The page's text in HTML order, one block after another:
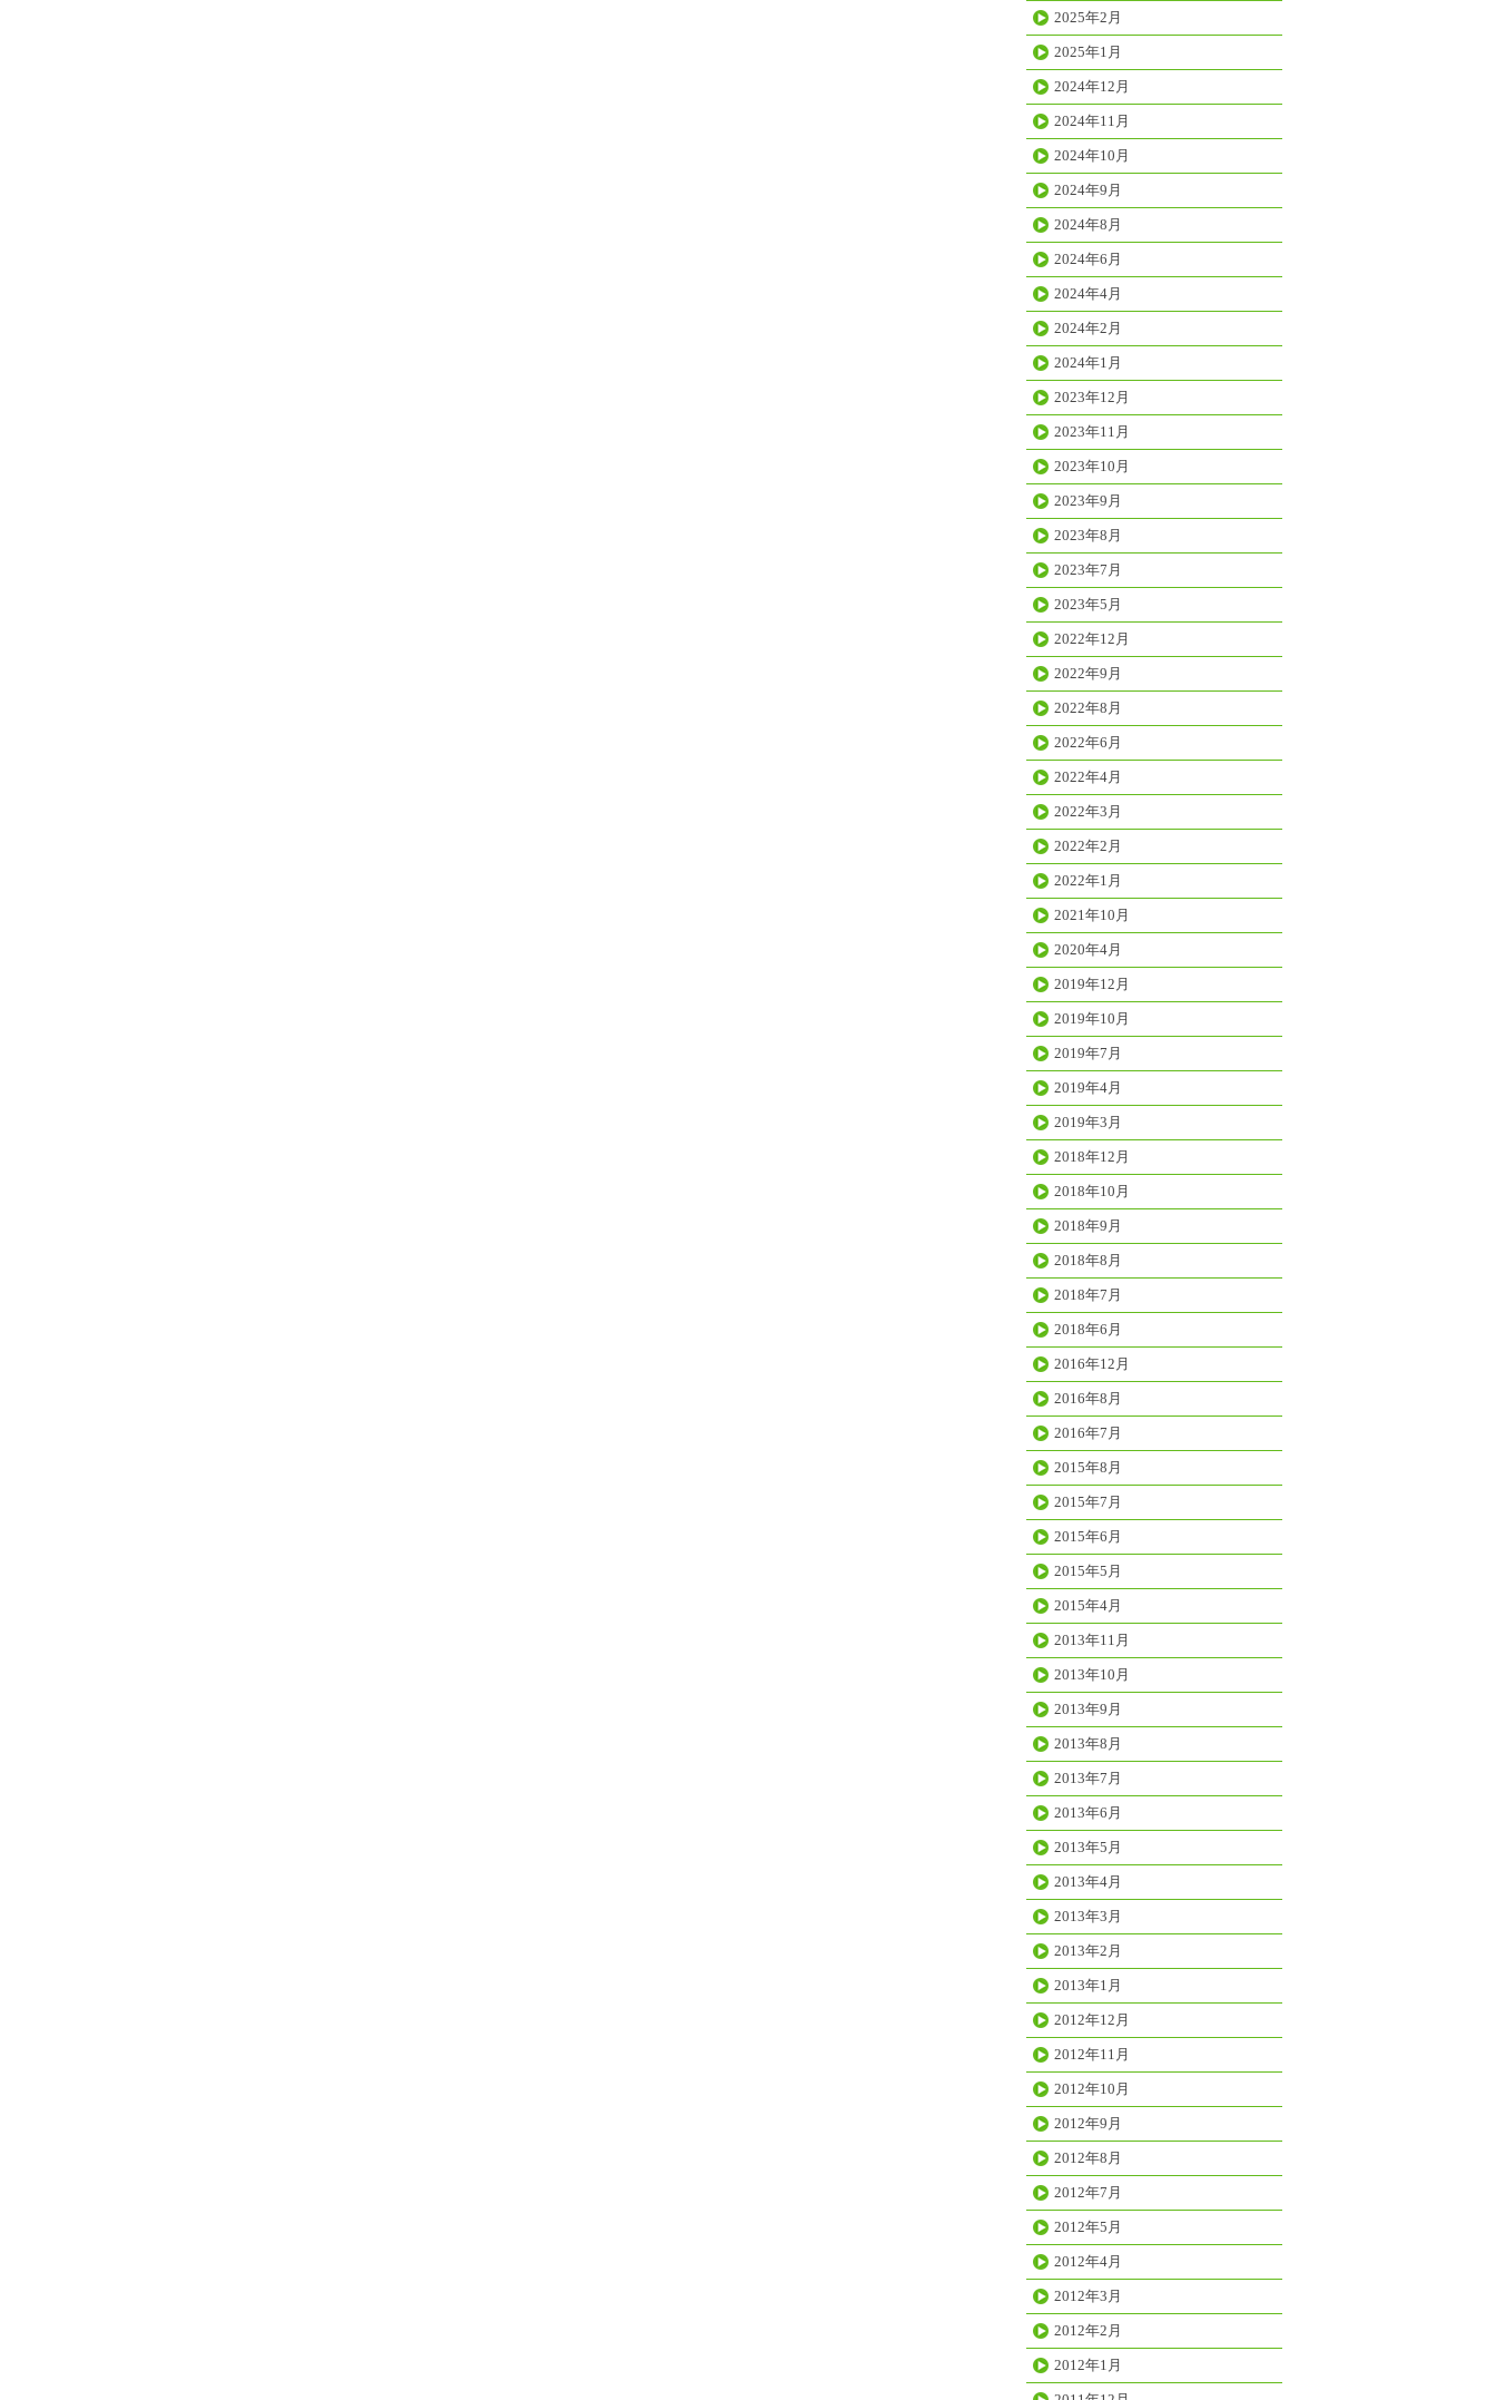
2025年2月
2025年1月
2024年12月
2024年11月
2024年10月
2024年9月
2024年8月
2024年6月
2024年4月
2024年2月
2024年1月
2023年12月
2023年11月
2023年10月
2023年9月
2023年8月
2023年7月
2023年5月
2022年12月
2022年9月
2022年8月
2022年6月
2022年4月
2022年3月
2022年2月
2022年1月
2021年10月
2020年4月
2019年12月
2019年10月
2019年7月
2019年4月
2019年3月
2018年12月
2018年10月
2018年9月
2018年8月
2018年7月
2018年6月
2016年12月
2016年8月
2016年7月
2015年8月
2015年7月
2015年6月
2015年5月
2015年4月
2013年11月
2013年10月
2013年9月
2013年8月
2013年7月
2013年6月
2013年5月
2013年4月
2013年3月
2013年2月
2013年1月
2012年12月
2012年11月
2012年10月
2012年9月
2012年8月
2012年7月
2012年5月
2012年4月
2012年3月
2012年2月
2012年1月